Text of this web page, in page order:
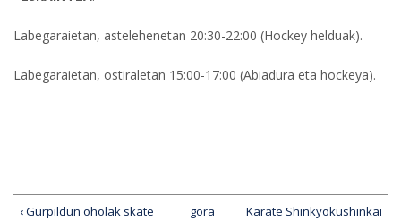
Labegaraietan, astelehenetan 20:30-22:00 (Hockey helduak).
Labegaraietan, ostiraletan 15:00-17:00 (Abiadura eta hockeya).
‹ Gurpildun oholak skate
gora
Karate Shinkyokushinkai